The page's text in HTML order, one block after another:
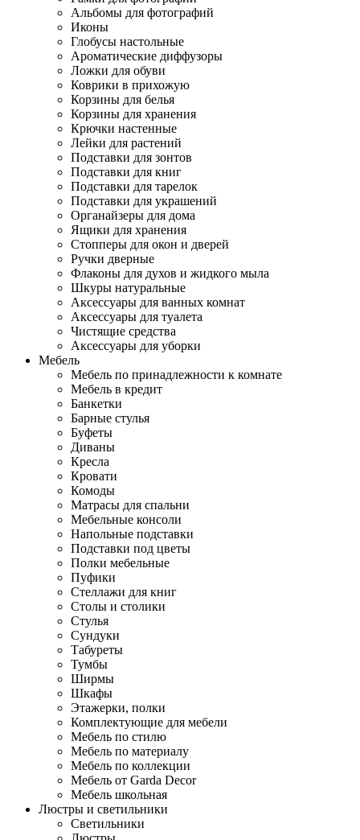
Альбомы для фотографий
Иконы
Глобусы настольные
Ароматические диффузоры
Ложки для обуви
Коврики в прихожую
Корзины для белья
Корзины для хранения
Крючки настенные
Лейки для растений
Подставки для зонтов
Подставки для книг
Подставки для тарелок
Подставки для украшений
Органайзеры для дома
Ящики для хранения
Стопперы для окон и дверей
Ручки дверные
Флаконы для духов и жидкого мыла
Шкуры натуральные
Аксессуары для ванных комнат
Аксессуары для туалета
Чистящие средства
Аксессуары для уборки
Мебель
Мебель по принадлежности к комнате
Мебель в кредит
Банкетки
Барные стулья
Буфеты
Диваны
Кресла
Кровати
Комоды
Матрасы для спальни
Мебельные консоли
Напольные подставки
Подставки под цветы
Полки мебельные
Пуфики
Стеллажи для книг
Столы и столики
Стулья
Сундуки
Табуреты
Тумбы
Ширмы
Шкафы
Этажерки, полки
Комплектующие для мебели
Мебель по стилю
Мебель по материалу
Мебель по коллекции
Мебель от Garda Decor
Мебель школьная
Люстры и светильники
Светильники